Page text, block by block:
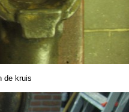
de kruis